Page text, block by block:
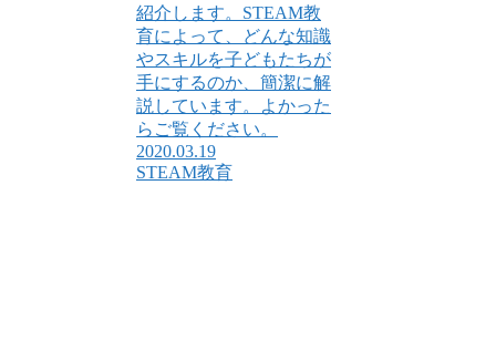
紹介します。STEAM教
育によって、どんな知識
やスキルを子どもたちが
手にするのか、簡潔に解
説しています。よかった
らご覧ください。
2020.03.19
STEAM教育